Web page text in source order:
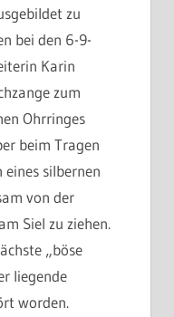
zu
bei den 6-9-
Karin
zum
Ohrringes
beim Tragen
silbernen
von der
Siel zu ziehen.
„böse
liegende
worden.